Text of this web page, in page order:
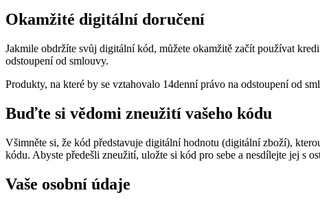
Okamžité digitální doručení
Jakmile obdržíte svůj digitální kód, můžete okamžitě začít používat
odstoupení od smlouvy.
Produkty, na které by se vztahovalo 14denní právo na odstoupení od
Buďte si vědomi zneužití vašeho kódu
Všimněte si, že kód představuje digitální hodnotu (digitální zboží),
kódu. Abyste předešli zneužití, uložte si kód pro sebe a nesdílejte jej s
Vaše osobní údaje